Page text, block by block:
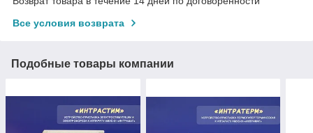
Все условия возврата
Подобные товары компании